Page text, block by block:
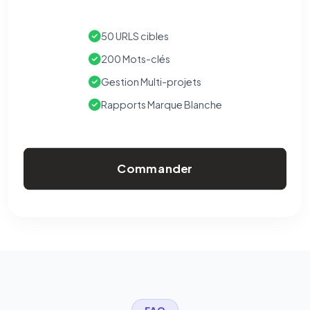
50 URLS cibles
200 Mots-clés
Gestion Multi-projets
Rapports Marque Blanche
Commander